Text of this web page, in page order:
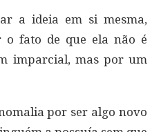
a ideia em si mesma,
o fato de que ela não é
imparcial, mas por um
por ser algo novo